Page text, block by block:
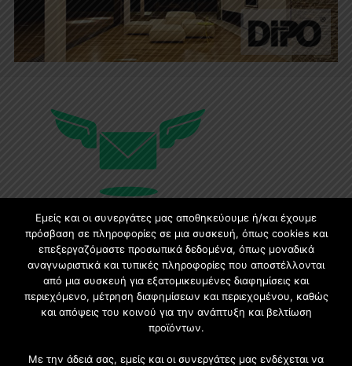
Εγγραφή στο Newsletter
Γίνετε μέλος της μεγαλύτερης διαδικτυακής κοινότητας, ειδικά
για αρχιτέκτονες, σχεδιαστές και λάτρεις της κατασκευής και του
Εμείς και οι συνεργάτες μας αποθηκεύουμε ή/και έχουμε
πρόσβαση σε πληροφορίες σε μια συσκευή, όπως cookies και
επεξεργαζόμαστε προσωπικά δεδομένα, όπως μοναδικά
αναγνωριστικά και τυπικές πληροφορίες που αποστέλλονται
από μια συσκευή για εξατομικευμένες διαφημίσεις και
περιεχόμενο, μέτρηση διαφημίσεων και περιεχομένου, καθώς
και απόψεις του κοινού για την ανάπτυξη και βελτίωση
προϊόντων.
Με την άδειά σας, εμείς και οι συνεργάτες μας ενδέχεται να